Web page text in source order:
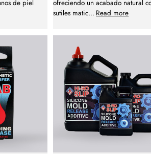
de piel
ofreciendo un acabado natural
sutiles matic... Read more